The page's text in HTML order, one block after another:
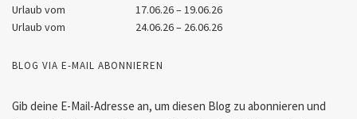
Urlaub vom
17.06.26 – 19.06.26
Urlaub vom
24.06.26 – 26.06.26
BLOG VIA E-MAIL ABONNIEREN
Gib deine E-Mail-Adresse an, um diesen Blog zu abonnieren und